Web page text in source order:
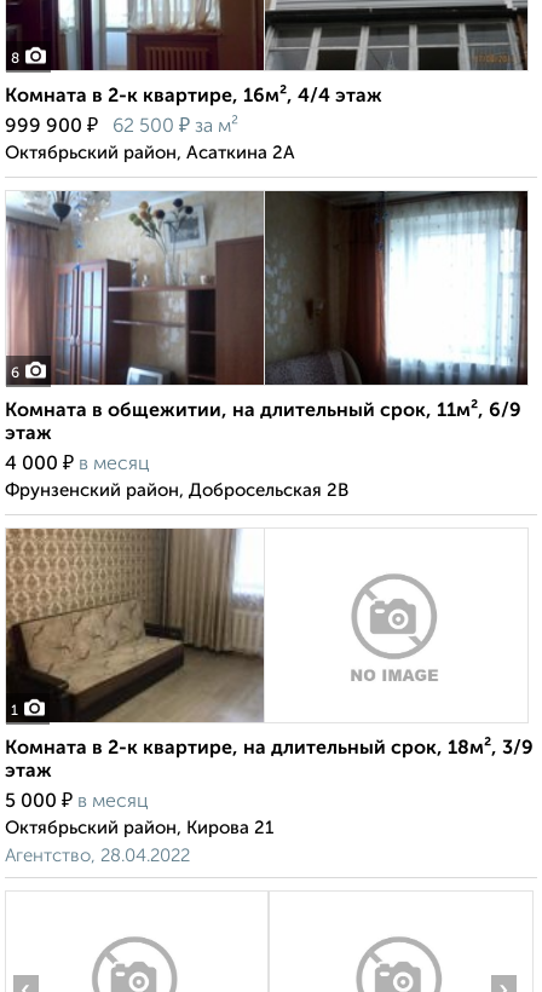
8
Комната в 2-к квартире, 16м², 4/4 этаж
999 900 ₽ 62 500 ₽ за м²
Октябрьский район, Асаткина 2А
6
Комната в общежитии, на длительный срок, 11м², 6/9
этаж
4 000 ₽ в месяц
Фрунзенский район, Добросельская 2В
1
Комната в 2-к квартире, на длительный срок, 18м², 3/9
этаж
5 000 ₽ в месяц
Октябрьский район, Кирова 21
Агентство, 28.04.2022